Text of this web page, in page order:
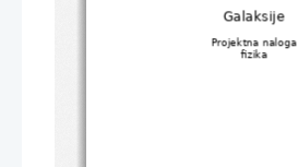
Galaksije
Projektna naloga
fizika